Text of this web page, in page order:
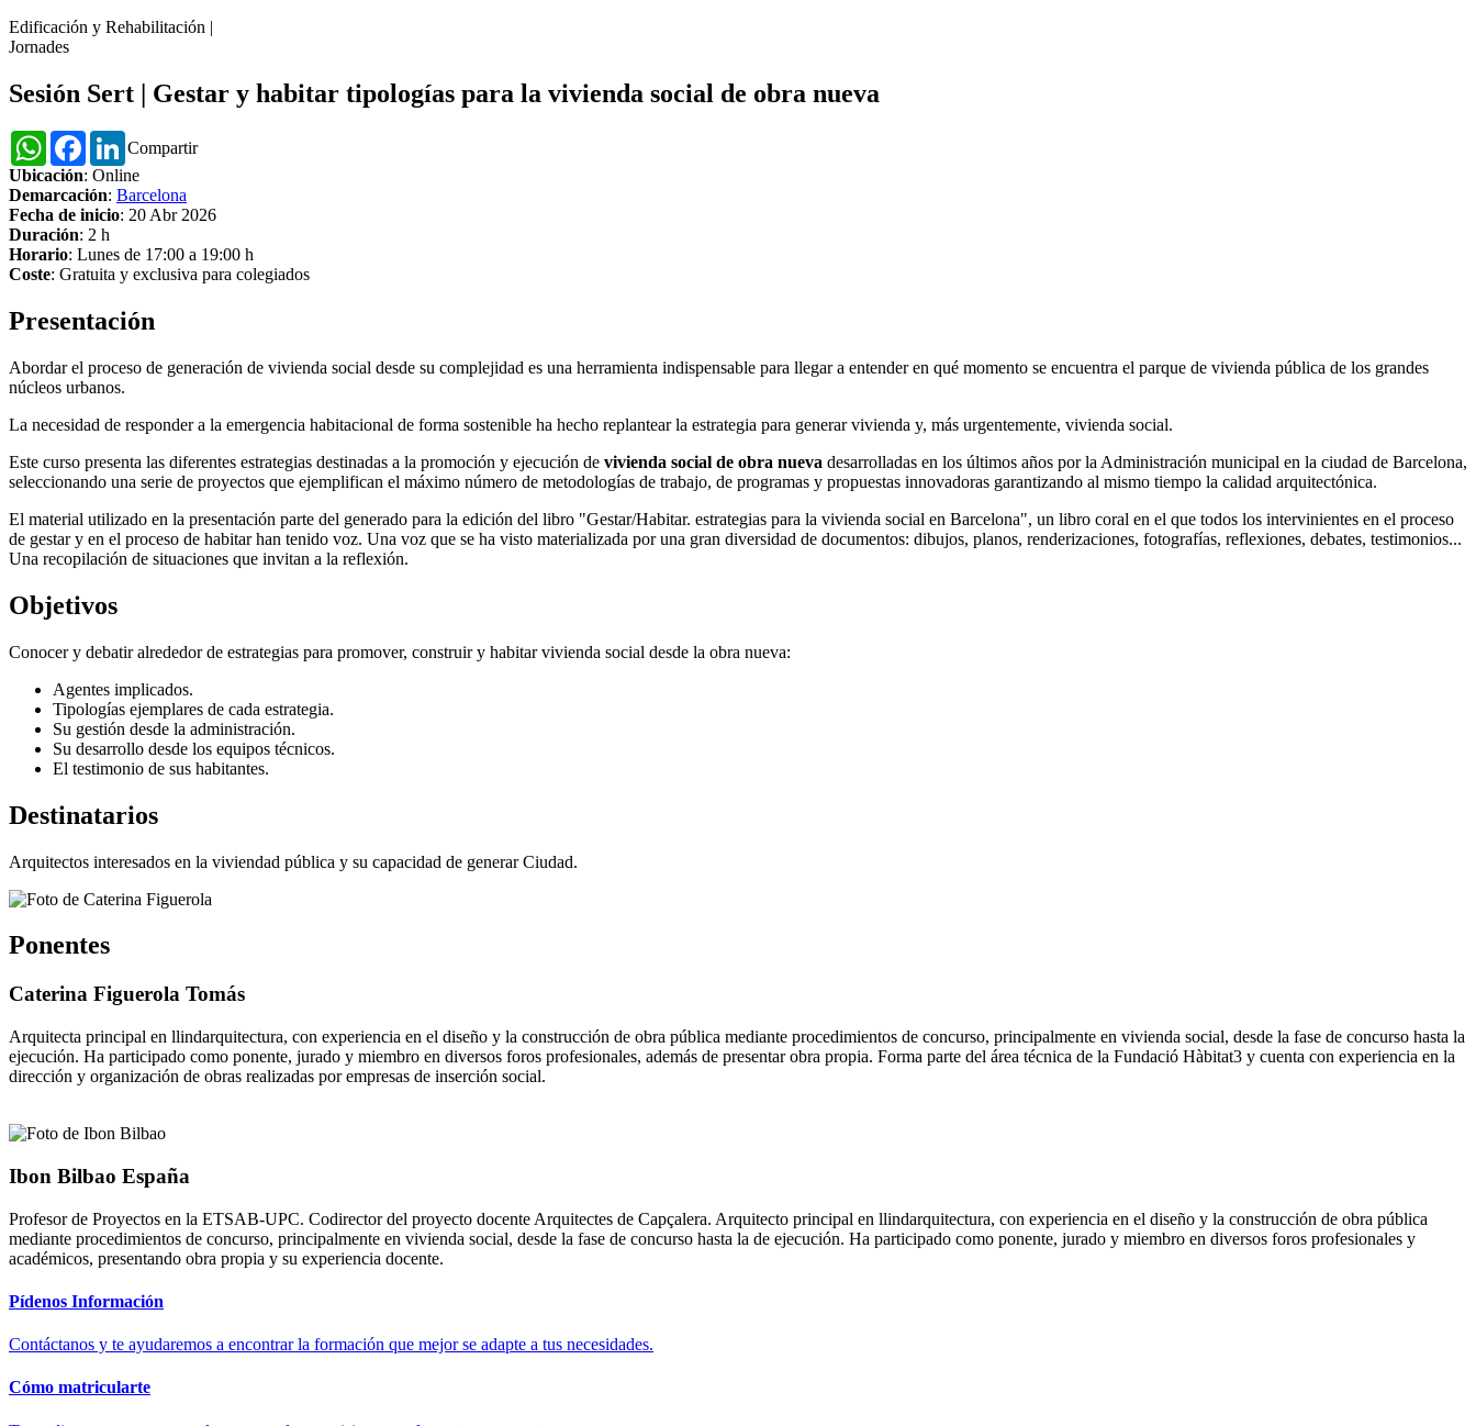
Edificación y Rehabilitación |
Jornades
Sesión Sert | Gestar y habitar tipologías para la vivienda social de obra nueva
Compartir
WhatsAppFacebookLinkedIn
Ubicación: Online
Demarcación: Barcelona
Fecha de inicio: 20 Abr 2026
Duración: 2 h
Horario: Lunes de 17:00 a 19:00 h
Coste: Gratuita y exclusiva para colegiados
Presentación
Abordar el proceso de generación de vivienda social desde su complejidad es una herramienta indispensable para llegar a entender en qué momento se encuentra el parque de vivienda pública de los grandes
núcleos urbanos.
La necesidad de responder a la emergencia habitacional de forma sostenible ha hecho replantear la estrategia para generar vivienda y, más urgentemente, vivienda social.
Este curso presenta las diferentes estrategias destinadas a la promoción y ejecución de vivienda social de obra nueva desarrolladas en los últimos años por la Administración municipal en la ciudad de Barcelona,
​​seleccionando una serie de proyectos que ejemplifican el máximo número de metodologías de trabajo, de programas y propuestas innovadoras garantizando al mismo tiempo la calidad arquitectónica.
El material utilizado en la presentación parte del generado para la edición del libro "Gestar/Habitar. estrategias para la vivienda social en Barcelona", un libro coral en el que todos los intervinientes en el proceso
de gestar y en el proceso de habitar han tenido voz. Una voz que se ha visto materializada por una gran diversidad de documentos: dibujos, planos, renderizaciones, fotografías, reflexiones, debates, testimonios...
Una recopilación de situaciones que invitan a la reflexión.
Objetivos
Conocer y debatir alrededor de estrategias para promover, construir y habitar vivienda social desde la obra nueva:
Agentes implicados.
Tipologías ejemplares de cada estrategia.
Su gestión desde la administración.
Su desarrollo desde los equipos técnicos.
El testimonio de sus habitantes.
Destinatarios
Arquitectos interesados en la viviendad pública y su capacidad de generar Ciudad.
Ponentes
Caterina Figuerola Tomás
Arquitecta principal en llindarquitectura, con experiencia en el diseño y la construcción de obra pública mediante procedimientos de concurso, principalmente en vivienda social, desde la fase de concurso hasta la
ejecución. Ha participado como ponente, jurado y miembro en diversos foros profesionales, además de presentar obra propia. Forma parte del área técnica de la Fundació Hàbitat3 y cuenta con experiencia en la
dirección y organización de obras realizadas por empresas de inserción social.
Ibon Bilbao España
Profesor de Proyectos en la ETSAB-UPC. Codirector del proyecto docente Arquitectes de Capçalera. Arquitecto principal en llindarquitectura, con experiencia en el diseño y la construcción de obra pública
mediante procedimientos de concurso, principalmente en vivienda social, desde la fase de concurso hasta la de ejecución. Ha participado como ponente, jurado y miembro en diversos foros profesionales y
académicos, presentando obra propia y su experiencia docente.
Pídenos Información
Contáctanos y te ayudaremos a encontrar la formación que mejor se adapte a tus necesidades.
Cómo matricularte